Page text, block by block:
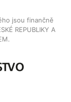
jsou finančně
REPUBLIKY A